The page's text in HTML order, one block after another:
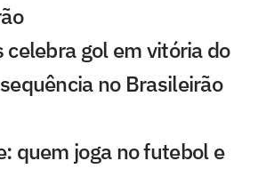
celebra gol em vitória do
no Brasileirão
quem joga no futebol e